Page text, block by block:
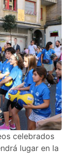
celebrados
lugar en la